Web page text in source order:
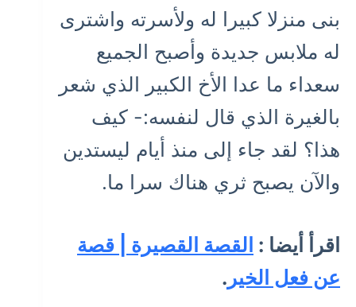
بنى منزلا كبيرا له ولأسرته واشترى
له ملابس جديدة وأصبح الجميع
سعداء ما عدا الأخ الكبير الذي شعر
بالغيرة الذي قال لنفسه:- كيف
هذا؟ لقد جاء إلى منذ أيام ليستدين
والآن يصبح ثري هناك سرا ما.
اقرأ أيضا : القصة القصيرة | قصة
عن فعل الخير .